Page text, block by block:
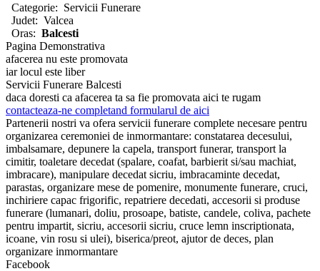
Categorie: Servicii Funerare
Judet: Valcea
Oras: Balcesti
Pagina Demonstrativa
afacerea nu este promovata
iar locul este liber
Servicii Funerare Balcesti
daca doresti ca afacerea ta sa fie promovata aici te rugam
contacteaza-ne completand formularul de aici
Partenerii nostri va ofera servicii funerare complete necesare pentru
organizarea ceremoniei de inmormantare: constatarea decesului,
imbalsamare, depunere la capela, transport funerar, transport la
cimitir, toaletare decedat (spalare, coafat, barbierit si/sau machiat,
imbracare), manipulare decedat sicriu, imbracaminte decedat,
parastas, organizare mese de pomenire, monumente funerare, cruci,
inchiriere capac frigorific, repatriere decedati, accesorii si produse
funerare (lumanari, doliu, prosoape, batiste, candele, coliva, pachete
pentru impartit, sicriu, accesorii sicriu, cruce lemn inscriptionata,
icoane, vin rosu si ulei), biserica/preot, ajutor de deces, plan
organizare inmormantare
Facebook